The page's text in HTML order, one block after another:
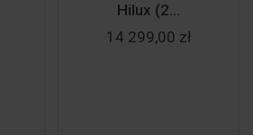
Hilux (2...
14 299,00 zł